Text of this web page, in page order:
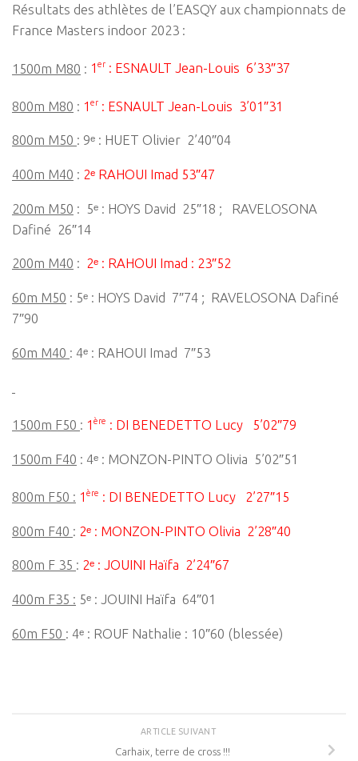
Résultats des athlètes de l’EASQY aux championnats de
France Masters indoor 2023 :
1500m M80 : 1 er : ESNAULT Jean-Louis 6’33″37
800m M80 : 1 er : ESNAULT Jean-Louis 3’01″31
800m M50 : 9ᵉ : HUET Olivier 2’40″04
400m M40 : 2ᵉ RAHOUI Imad 53″47
200m M50 : 5ᵉ : HOYS David 25″18 ; RAVELOSONA
Dafiné 26″14
200m M40 : 2ᵉ : RAHOUI Imad : 23″52
60m M50 : 5ᵉ : HOYS David 7″74 ; RAVELOSONA Dafiné
7″90
60m M40 : 4ᵉ : RAHOUI Imad 7″53
1500m F50 : 1 ère : DI BENEDETTO Lucy 5’02″79
1500m F40 : 4ᵉ : MONZON-PINTO Olivia 5’02″51
800m F50 : 1 ère : DI BENEDETTO Lucy 2’27″15
800m F40 : 2ᵉ : MONZON-PINTO Olivia 2’28″40
800m F 35 : 2ᵉ : JOUINI Haïfa 2’24″67
400m F35 : 5ᵉ : JOUINI Haïfa 64″01
60m F50 : 4ᵉ : ROUF Nathalie : 10″60 (blessée)
ARTICLE SUIVANT
Carhaix, terre de cross !!!